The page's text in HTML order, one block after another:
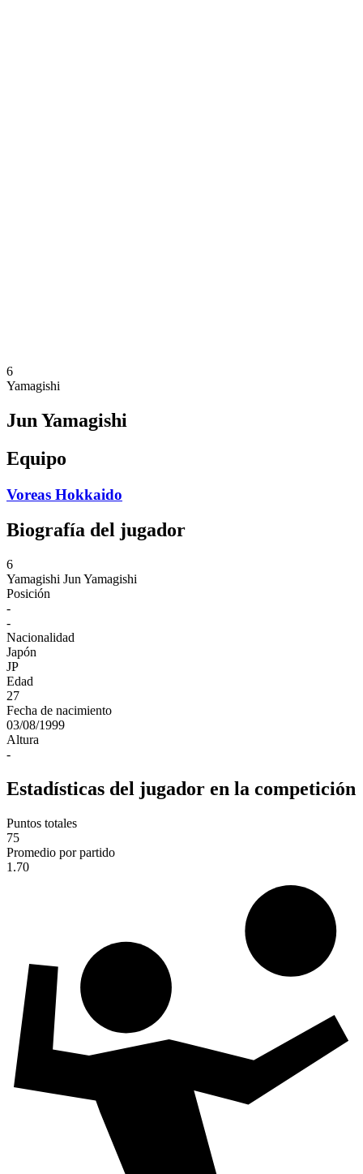
6
Yamagishi
Jun Yamagishi
Equipo
Voreas Hokkaido
Biografía del jugador
6
Yamagishi Jun Yamagishi
Posición
-
-
Nacionalidad
Japón
JP
Edad
27
Fecha de nacimiento
03/08/1999
Altura
-
Estadísticas del jugador en la competición
Puntos totales
75
Promedio por partido
1.70